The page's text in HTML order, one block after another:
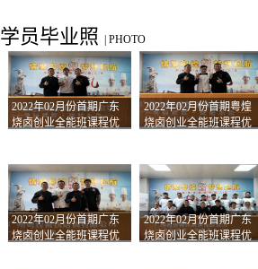
学员毕业照 PHOTO
2022年02月份首期广东
烧卤创业全能班课程优
2022年02月份首期粤煌
烧卤创业全能班课程优
2022年02月份首期广东
烧卤创业全能班课程优
2022年02月份首期广东
烧卤创业全能班课程优